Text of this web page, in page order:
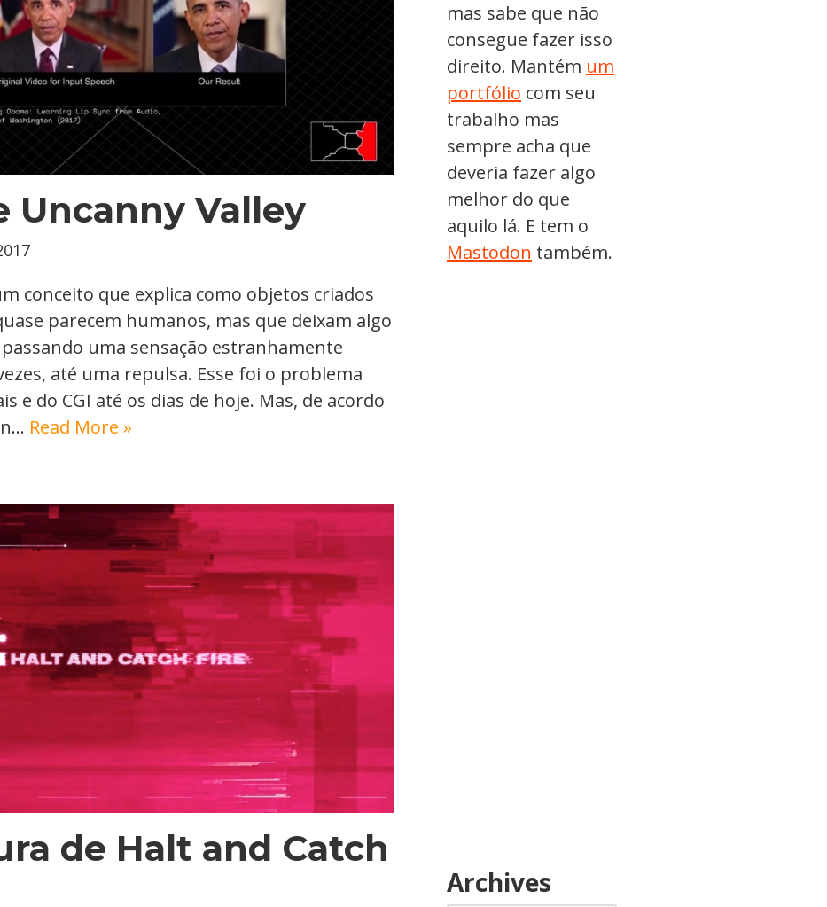
Uncanny Valley
conceito que explica como objetos criados
parecem humanos, mas que deixam algo
uma sensação estranhamente
até uma repulsa. Esse foi o problema
e do CGI até os dias de hoje. Mas, de acordo
Read More »
de Halt and Catch
mas sabe que não
consegue fazer isso
direito. Mantém um
portfólio com seu
trabalho mas
sempre acha que
deveria fazer algo
melhor do que
aquilo lá. E tem o
Mastodon também.
Archives